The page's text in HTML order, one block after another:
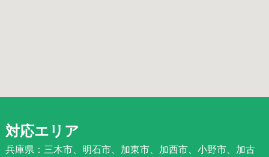
対応エリア
兵庫県：三木市、明石市、加東市、加西市、小野市、加古